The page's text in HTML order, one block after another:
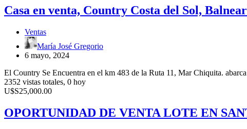
venta,
Country
Balneario
Mar
Chiquita
Casa en venta, Country Costa del Sol,
Ventas
María José Gregorio
6 mayo, 2024
El Country Se Encuentra en el km 483 de la Ruta 11, Mar Chiquita.
2352 vistas totales, 0 hoy
OPORTUNIDAD
VENTA
LOTE
U$S25,000.00
OPORTUNIDAD DE VENTA LOTE EN